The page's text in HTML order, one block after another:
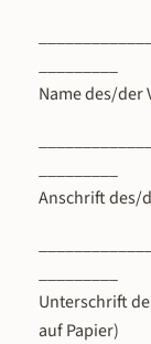
Name des/der
Anschrift des/
Unterschrift
auf Papier)